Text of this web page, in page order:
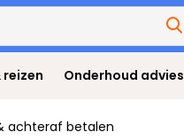
Onderhoud advies
achteraf betalen